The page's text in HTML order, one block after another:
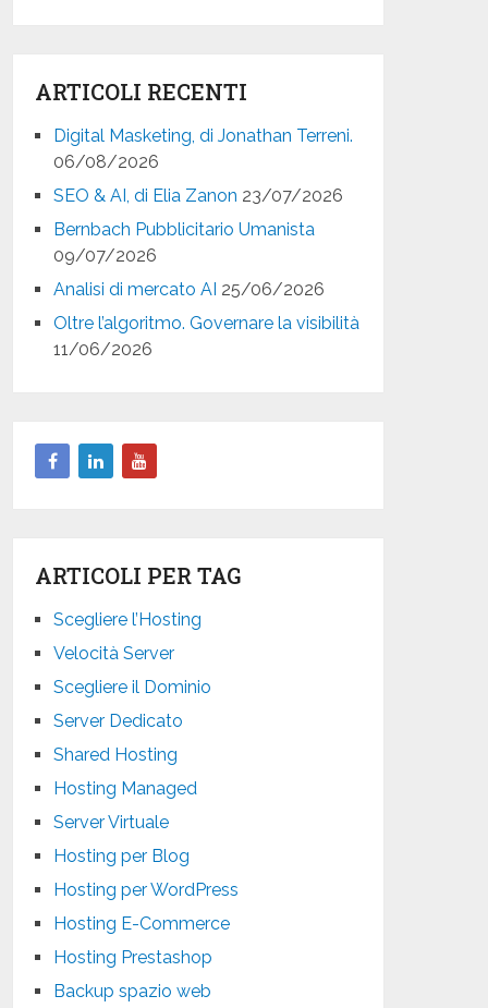
ARTICOLI RECENTI
Digital Masketing, di Jonathan Terreni.
06/08/2026
SEO & AI, di Elia Zanon 23/07/2026
Bernbach Pubblicitario Umanista
09/07/2026
Analisi di mercato AI 25/06/2026
Oltre l’algoritmo. Governare la visibilità
11/06/2026
ARTICOLI PER TAG
Scegliere l’Hosting
Velocità Server
Scegliere il Dominio
Server Dedicato
Shared Hosting
Hosting Managed
Server Virtuale
Hosting per Blog
Hosting per WordPress
Hosting E-Commerce
Hosting Prestashop
Backup spazio web